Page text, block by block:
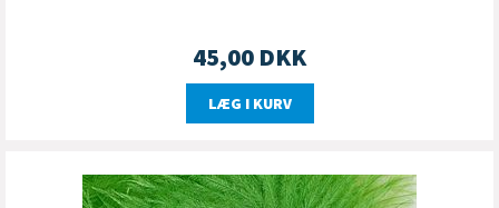
45,00 DKK
LÆG I KURV